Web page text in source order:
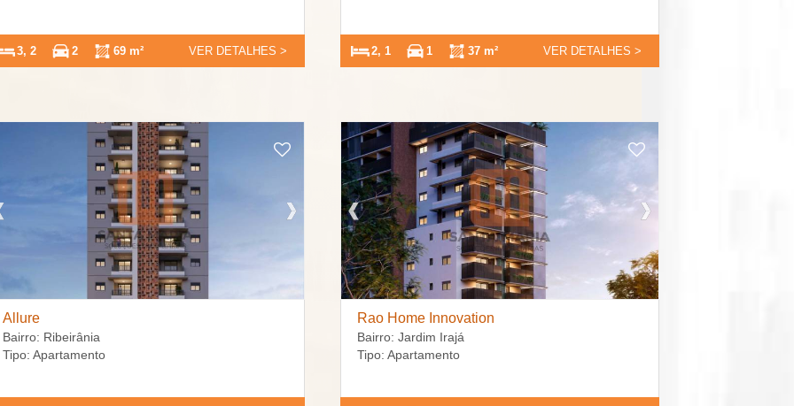
3, 2 2 69 m² VER DETALHES > 2, 1 1 37 m² VER DETALHES >
Allure
Bairro: Ribeirânia
Tipo: Apartamento
Rao Home Innovation
Bairro: Jardim Irajá
Tipo: Apartamento